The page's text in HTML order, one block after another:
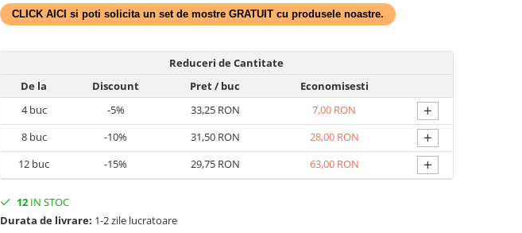
CLICK AICI si poti solicita un set de mostre GRATUIT cu produsele noastre.
Reduceri de Cantitate
De la
Discount Pret/ buc
Economisesti
4buc -5% 33,25 RON 7,00 RON +
8buc -10% 31,50 RON 28,00 RON +
12 buc -15% 29,75 RON 63,00 RON +
12 IN STOC
Durata de livrare: 1-2 zile lucratoare